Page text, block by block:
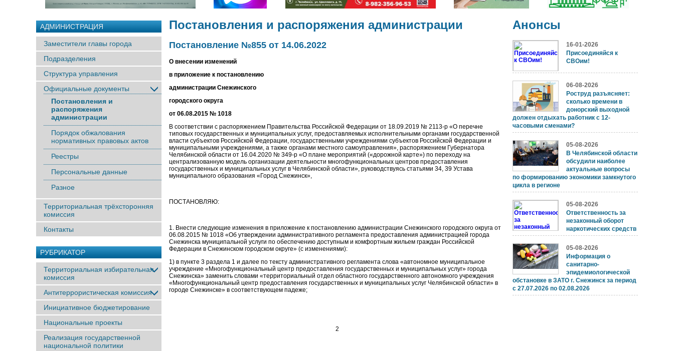
АДМИНИСТРАЦИЯ
Заместители главы города
Подразделения
Структура управления
Официальные документы
Постановления и
распоряжения
администрации
Порядок обжалования
нормативных правовых актов
Реестры
Персональные данные
Разное
Территориальная трёхсторонняя
комиссия
Контакты
РУБРИКАТОР
Территориальная избирательная
комиссия
Антитеррористическая комиссия
Инициативное бюджетирование
Национальные проекты
Реализация государственной
национальной политики
Постановления и распоряжения администрации
Постановление №855 от 14.06.2022
О внесении изменений
в приложение к постановлению
администрации Снежинского
городского округа
от 06.08.2015 № 1018
В соответствии с распоряжением Правительства Российской Федерации от 18.09.2019 № 2113-р «О перечне
типовых государственных и муниципальных услуг, предоставляемых исполнительными органами государственной
власти субъектов Российской Федерации, государственными учреждениями субъектов Российской Федерации и
муниципальными учреждениями, а также органами местного самоуправления», распоряжением Губернатора
Челябинской области от 16.04.2020 № 349-р «О плане мероприятий («дорожной карте») по переходу на
централизованную модель организации деятельности многофункциональных центров предоставления
государственных и муниципальных услуг в Челябинской области», руководствуясь статьями 34, 39 Устава
муниципального образования «Город Снежинск»,
ПОСТАНОВЛЯЮ:
1. Внести следующие изменения в приложение к постановлению администрации Снежинского городского округа от
06.08.2015 № 1018 «Об утверждении административного регламента предоставления администрацией города
Снежинска муниципальной услуги по обеспечению доступным и комфортным жильем граждан Российской
Федерации в Снежинском городском округе» (с изменениями):
1) в пункте 3 раздела 1 и далее по тексту административного регламента слова «автономное муниципальное
учреждение «Многофункциональный центр предоставления государственных и муниципальных услуг» города
Снежинска» заменить словами «территориальный отдел областного государственного автономного учреждения
«Многофункциональный центр предоставления государственных и муниципальных услуг Челябинской области» в
городе Снежинске» в соответствующем падеже;
2
Анонсы
16-01-2026
Присоединяйся к
СВОим!
06-08-2026
Роструд разъясняет:
сколько времени в
донорский выходной
должен отдыхать работник с 12-
часовыми сменами?
05-08-2026
В Челябинской области
обсудили наиболее
актуальные вопросы
по формированию экономики замкнутого
цикла в регионе
05-08-2026
Ответственность за
незаконный оборот
наркотических средств
05-08-2026
Информация о
санитарно-
эпидемиологической
обстановке в ЗАТО г. Снежинск за период
с 27.07.2026 по 02.08.2026